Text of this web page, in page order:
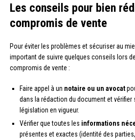
Les conseils pour bien
compromis de vente
Pour éviter les problèmes et sécuriser au
important de suivre quelques conseils lors
compromis de vente :
Faire appel à un notaire ou un avocat
dans la rédaction du document et
législation en vigueur.
Vérifier que toutes les informations
présentes et exactes (identité des